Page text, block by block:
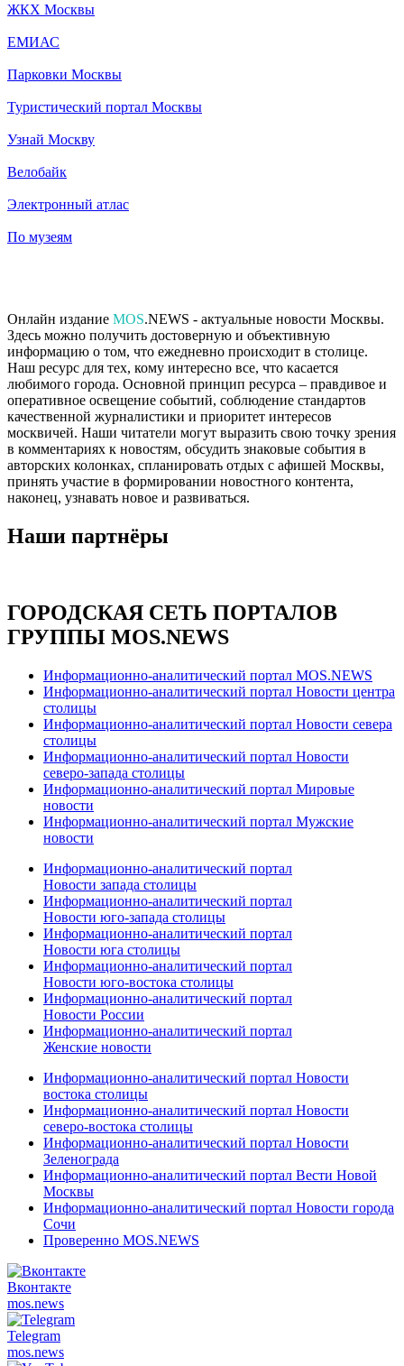
ЖКХ Москвы
ЕМИАС
Парковки Москвы
Туристический портал Москвы
Узнай Москву
Велобайк
Электронный атлас
По музеям
Онлайн издание MOS.NEWS - актуальные новости Москвы.
Здесь можно получить достоверную и объективную
информацию о том, что ежедневно происходит в столице.
Наш ресурс для тех, кому интересно все, что касается
любимого города. Основной принцип ресурса – правдивое и
оперативное освещение событий, соблюдение стандартов
качественной журналистики и приоритет интересов
москвичей. Наши читатели могут выразить свою точку зрения
в комментариях к новостям, обсудить знаковые события в
авторских колонках, спланировать отдых с афишей Москвы,
принять участие в формировании новостного контента,
наконец, узнавать новое и развиваться.
Наши партнёры
ГОРОДСКАЯ СЕТЬ ПОРТАЛОВ
ГРУППЫ MOS.NEWS
Информационно-аналитический портал MOS.NEWS
Информационно-аналитический портал Новости центра
столицы
Информационно-аналитический портал Новости севера
столицы
Информационно-аналитический портал Новости
северо-запада столицы
Информационно-аналитический портал Мировые
новости
Информационно-аналитический портал Мужские
новости
Информационно-аналитический портал
Новости запада столицы
Информационно-аналитический портал
Новости юго-запада столицы
Информационно-аналитический портал
Новости юга столицы
Информационно-аналитический портал
Новости юго-востока столицы
Информационно-аналитический портал
Новости России
Информационно-аналитический портал
Женские новости
Информационно-аналитический портал Новости
востока столицы
Информационно-аналитический портал Новости
северо-востока столицы
Информационно-аналитический портал Новости
Зеленограда
Информационно-аналитический портал Вести Новой
Москвы
Информационно-аналитический портал Новости города
Сочи
Проверенно MOS.NEWS
Вконтакте
mos.news
Telegram
mos.news